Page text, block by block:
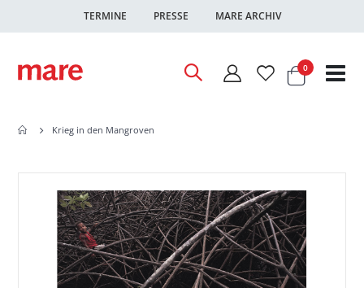
TERMINE PRESSE MARE ARCHIV
Warenkorb
0Artikel
Krieg in den Mangroven
Bildgalerie
springen
Bildgalerie
springen